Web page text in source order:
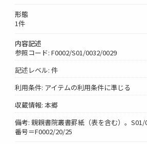
形態
1件
内容記述
参照コード: F0002/S01/0032/0029
記述レベル: 件
利用条件: アイテムの利用条件に準じる
収蔵情報: 本郷
備考: 親親書院叢書罫紙（表を含む）。
番号＝F0002/20/25